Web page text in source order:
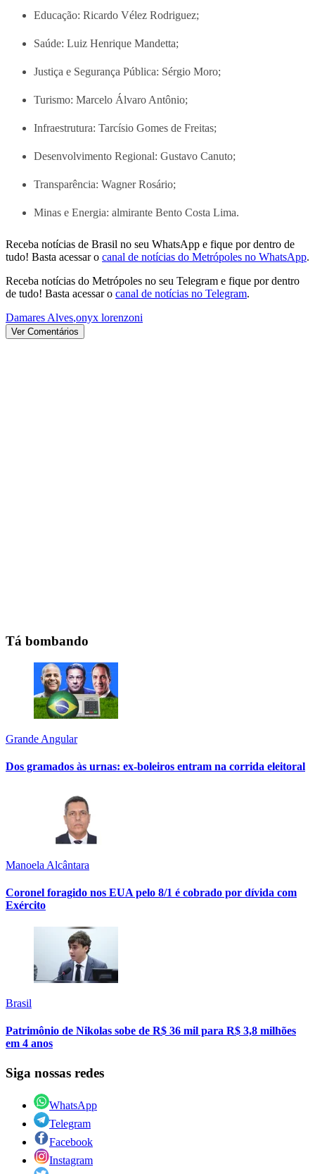
Educação: Ricardo Vélez Rodriguez;
Saúde: Luiz Henrique Mandetta;
Justiça e Segurança Pública: Sérgio Moro;
Turismo: Marcelo Álvaro Antônio;
Infraestrutura: Tarcísio Gomes de Freitas;
Desenvolvimento Regional: Gustavo Canuto;
Transparência: Wagner Rosário;
Minas e Energia: almirante Bento Costa Lima.
Receba notícias de Brasil no seu WhatsApp e fique por dentro de
tudo! Basta acessar o canal de notícias do Metrópoles no WhatsApp.
Receba notícias do Metrópoles no seu Telegram e fique por dentro
de tudo! Basta acessar o canal de notícias no Telegram.
Damares Alves,onyx lorenzoni
Ver Comentários
Tá bombando
Grande Angular
Dos gramados às urnas: ex-boleiros entram na corrida eleitoral
Manoela Alcântara
Coronel foragido nos EUA pelo 8/1 é cobrado por dívida com
Exército
Brasil
Patrimônio de Nikolas sobe de R$ 36 mil para R$ 3,8 milhões
em 4 anos
Siga nossas redes
WhatsApp
Telegram
Facebook
Instagram